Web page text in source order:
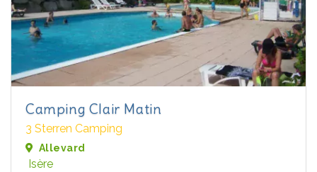
Camping Clair Matin
3 Sterren Camping
Allevard
Isère